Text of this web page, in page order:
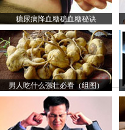
糖尿病降血糖稳血糖秘诀
男人吃什么强壮必看（组图）